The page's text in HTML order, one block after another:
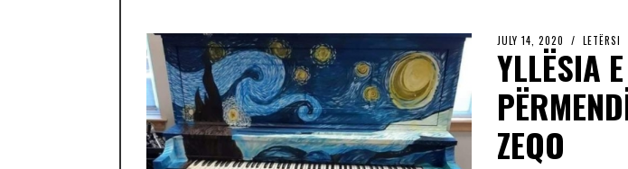
JULY 14, 2020 LETËRSI
YLLËSIA
ZEQO